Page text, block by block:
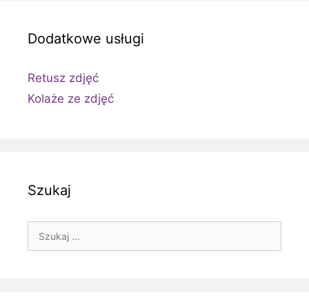
Dodatkowe usługi
Retusz zdjęć
Kolaże ze zdjęć
Szukaj
Szukaj: